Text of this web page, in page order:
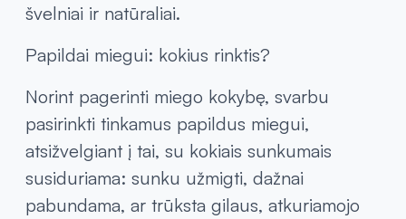
švelniai ir natūraliai.
Papildai miegui: kokius rinktis?
Norint pagerinti miego kokybę, svarbu
pasirinkti tinkamus papildus miegui,
atsižvelgiant į tai, su kokiais sunkumais
susiduriama: sunku užmigti, dažnai
pabundama, ar trūksta gilaus, atkuriamojo